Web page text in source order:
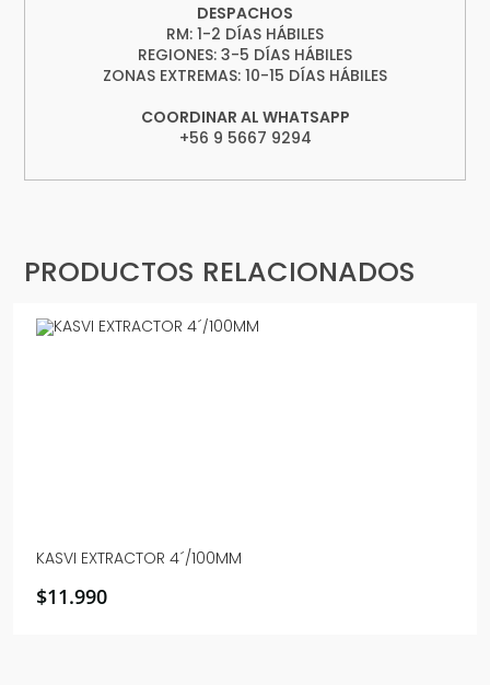
DESPACHOS
RM: 1-2 DÍAS HÁBILES
REGIONES: 3-5 DÍAS HÁBILES
ZONAS EXTREMAS: 10-15 DÍAS HÁBILES
COORDINAR AL WHATSAPP
+56 9 5667 9294
PRODUCTOS RELACIONADOS
KASVI EXTRACTOR 4´/100MM
$11.990